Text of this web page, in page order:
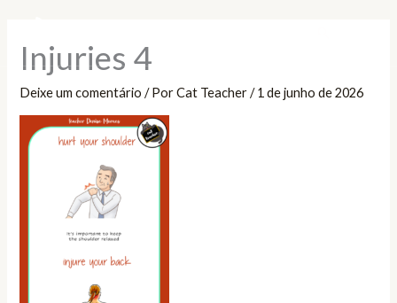
Injuries 4
Deixe um comentário / PorCat Teacher/1 de junho de 2026